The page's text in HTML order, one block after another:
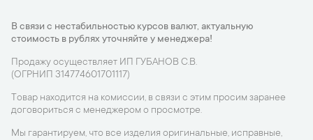
В связи с нестабильностью курсов валют, актуальную
стоимость в рублях уточняйте у менеджера!
Продажу осуществляет ИП ГУБАНОВ С.В.
(ОГРНИП 314774601701117)
Товар находится на комиссии, в связи с этим просим заранее
договориться с менеджером о просмотре.
Мы гарантируем, что все изделия оригинальные, исправные,